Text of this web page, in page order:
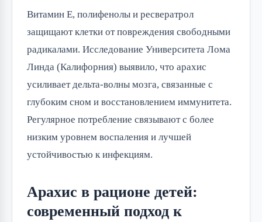
Витамин E, полифенолы и ресвератрол
защищают клетки от повреждения свободными
радикалами. Исследование Университета Лома
Линда (Калифорния) выявило, что арахис
усиливает дельта-волны мозга, связанные с
глубоким сном и восстановлением иммунитета.
Регулярное потребление связывают с более
низким уровнем воспаления и лучшей
устойчивостью к инфекциям.
Арахис в рационе детей:
современный подход к